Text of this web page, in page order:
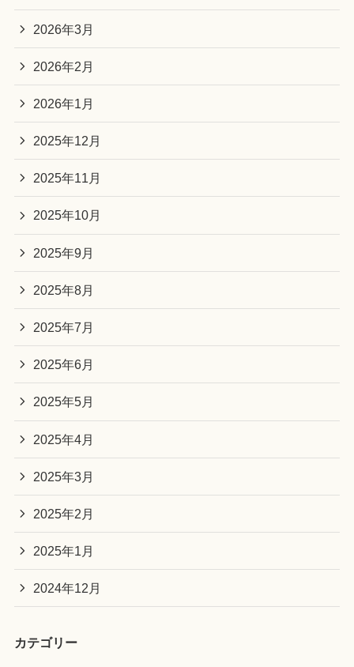
2026年3月
2026年2月
2026年1月
2025年12月
2025年11月
2025年10月
2025年9月
2025年8月
2025年7月
2025年6月
2025年5月
2025年4月
2025年3月
2025年2月
2025年1月
2024年12月
カテゴリー